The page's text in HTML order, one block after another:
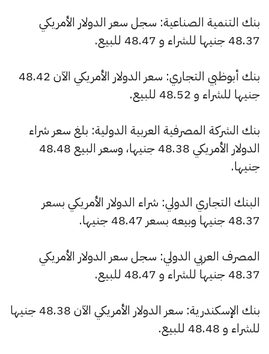
بنك التنمية الصناعية: سجل سعر الدولار الأمريكي
48.37 جنيها للشراء و 48.47 للبيع.
بنك أبوظبي التجاري: سعر الدولار الأمريكي الآن 48.42
جنيها للشراء و 48.52 للبيع.
بنك الشركة المصرفية العربية الدولية: بلغ سعر شراء
الدولار الأمريكي 48.38 جنيها، وسعر البيع 48.48
جنيها.
البنك التجاري الدولي: شراء الدولار الأمريكي بسعر
48.37 جنيها وبيعه بسعر 48.47 جنيها.
المصرف العربي الدولي: سجل سعر الدولار الأمريكي
48.37 جنيها للشراء و 48.47 للبيع.
بنك الإسكندرية: سعر الدولار الأمريكي الآن 48.38 جنيها
للشراء و 48.48 للبيع.